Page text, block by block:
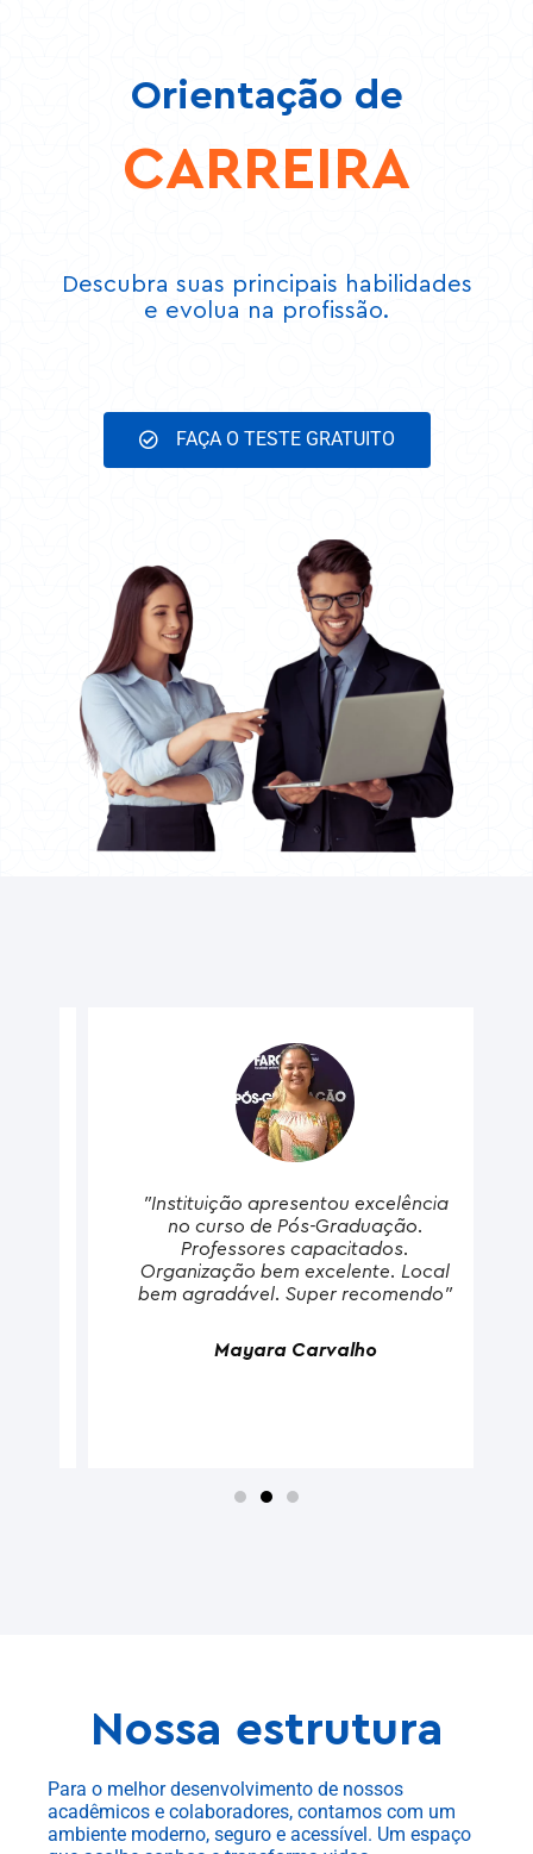
Orientação de
CARREIRA
Descubra suas principais habilidades
e evolua na profissão.
FAÇA O TESTE GRATUITO
"Instituição apresentou excelência
no curso de Pós-Graduação.
Professores capacitados.
Organização bem excelente. Local
bem agradável. Super recomendo"
Mayara Carvalho
Nossa estrutura
Para o melhor desenvolvimento de nossos
acadêmicos e colaboradores, contamos com um
ambiente moderno, seguro e acessível. Um espaço